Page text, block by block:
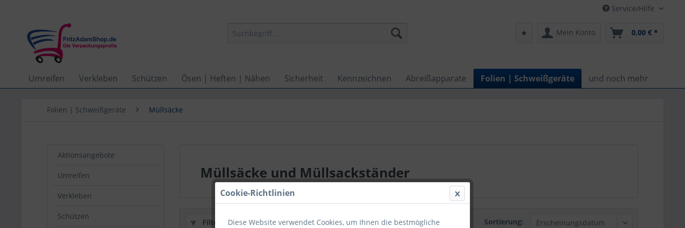
Service/Hilfe
Mein Konto 0,00 € *
Umreifen Verkleben Schützen Ösen | Heften | Nähen Sicherheit Kennzeichnen Abreißapparate Folien | Schweißgeräte und noch mehr
Folien | Schweißgeräte Müllsäcke
Aktionsangebote
Umreifen
Verkleben
Schützen
Müllsäcke und Müllsackständer
Filtern Sortierung:
Cookie-Richtlinien
Diese Website verwendet Cookies, um Ihnen die bestmögliche